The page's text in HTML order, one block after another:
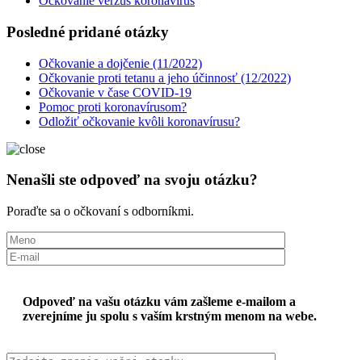
Posledné pridané otázky
Očkovanie a dojčenie (11/2022)
Očkovanie proti tetanu a jeho účinnosť (12/2022)
Očkovanie v čase COVID-19
Pomoc proti koronavírusom?
Odložiť očkovanie kvôli koronavírusu?
Nenašli ste odpoveď na svoju otázku?
Poraďte sa o očkovaní s odborníkmi.
Odpoveď na vašu otázku vám zašleme e-mailom a
zverejníme ju spolu s vaším krstným menom na webe.